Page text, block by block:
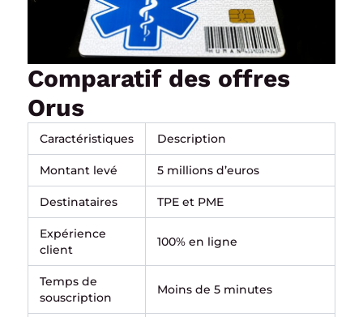
Comparatif des offres
Orus
Caractéristiques Description
Montant levé 5 millions d’euros
Destinataires TPE et PME
Expérience
client
100% en ligne
Temps de
souscription
Moins de 5 minutes